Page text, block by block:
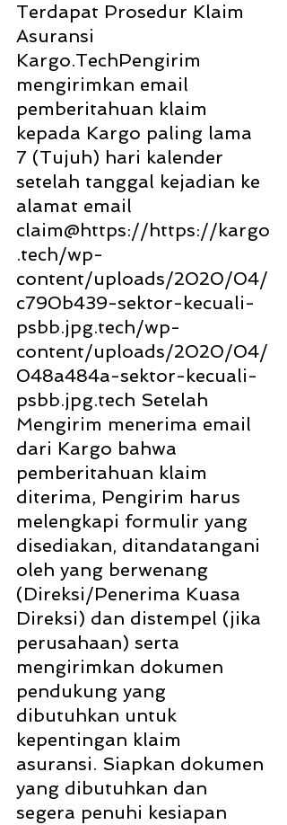
Terdapat Prosedur Klaim
Asuransi
Kargo.TechPengirim
mengirimkan email
pemberitahuan klaim
kepada Kargo paling lama
7 (Tujuh) hari kalender
setelah tanggal kejadian ke
alamat email
claim@https://https://kargo
.tech/wp-
content/uploads/2020/04/
c790b439-sektor-kecuali-
psbb.jpg.tech/wp-
content/uploads/2020/04/
048a484a-sektor-kecuali-
psbb.jpg.tech Setelah
Mengirim menerima email
dari Kargo bahwa
pemberitahuan klaim
diterima, Pengirim harus
melengkapi formulir yang
disediakan, ditandatangani
oleh yang berwenang
(Direksi/Penerima Kuasa
Direksi) dan distempel (jika
perusahaan) serta
mengirimkan dokumen
pendukung yang
dibutuhkan untuk
kepentingan klaim
asuransi. Siapkan dokumen
yang dibutuhkan dan
segera penuhi kesiapan